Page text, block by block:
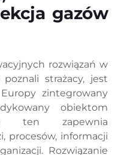
gazów
rozwiązań w
strażacy, jest
zintegrowany
obiektom
ten zapewnia
procesów, informacji
Rozwiązanie